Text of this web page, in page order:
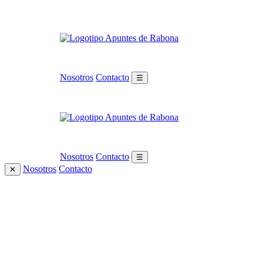
Nosotros Contacto ☰
Nosotros Contacto
☰
✕
Nosotros Contacto